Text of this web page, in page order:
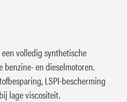
een volledig synthetische
benzine- en dieselmotoren.
LSPI-bescherming
lage viscositeit.